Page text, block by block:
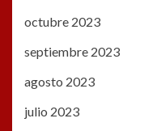
octubre 2023
septiembre 2023
agosto 2023
julio 2023